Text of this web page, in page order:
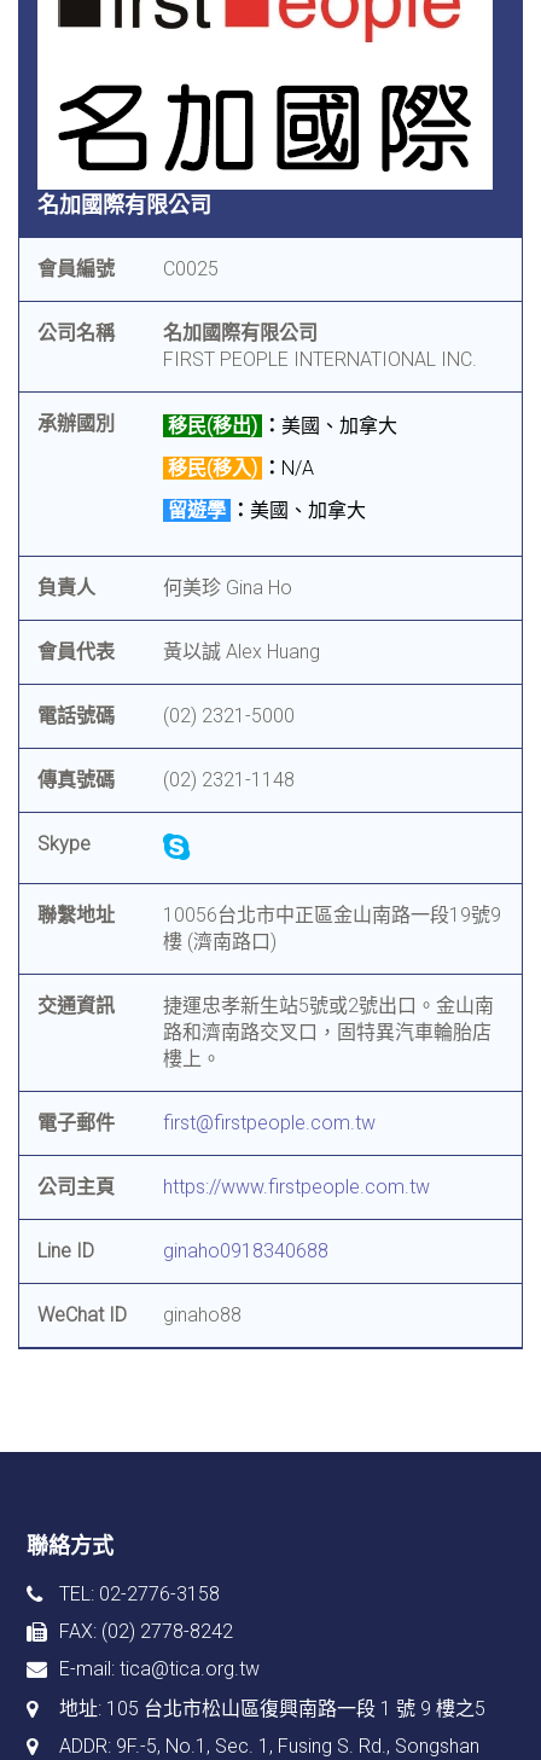
名加國際有限公司
會員編號 C0025
公司名稱
名加國際有限公司
FIRST PEOPLE INTERNATIONAL INC.
承辦國別 移民(移出) ： 美國、加拿大
移民(移入) ： N/A
留遊學 ： 美國、加拿大
負責人 何美珍 Gina Ho
會員代表 黃以誠 Alex Huang
電話號碼 (02) 2321-5000
傳真號碼 (02) 2321-1148
Skype
聯繫地址
10056台北市中正區金山南路一段19號9
樓 (濟南路口)
交通資訊
捷運忠孝新生站5號或2號出口。金山南
路和濟南路交叉口，固特異汽車輪胎店
樓上。
電子郵件 first@firstpeople.com.tw
公司主頁 https://www.firstpeople.com.tw
Line ID ginaho0918340688
WeChat ID ginaho88
聯絡方式
TEL: 02-2776-3158
FAX: (02) 2778-8242
E-mail:tica@tica.org.tw
地址: 105 台北市松山區復興南路一段 1 號 9 樓之5
ADDR: 9F.-5, No.1, Sec. 1, Fusing S. Rd., Songshan